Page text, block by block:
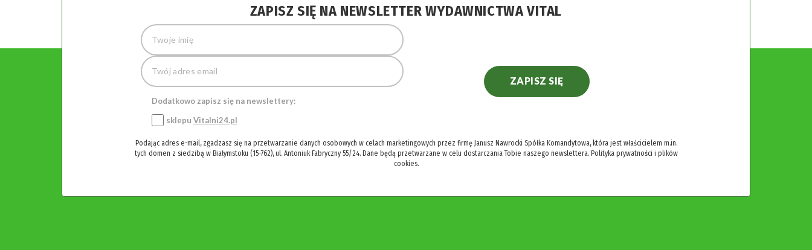
ZAPISZ SIĘ NA NEWSLETTER WYDAWNICTWA VITAL
Dodatkowo zapisz się na newslettery:
sklepu Vitalni24.pl
ZAPISZ SIĘ
Podając adres e-mail, zgadzasz się na przetwarzanie danych osobowych w celach marketingowych przez firmę Janusz Nawrocki Spółka Komandytowa, która jest właścicielem m.in.
tych domen z siedzibą w Białymstoku (15-762), ul. Antoniuk Fabryczny 55/24. Dane będą przetwarzane w celu dostarczania Tobie naszego newslettera. Polityka prywatności i plików
cookies.